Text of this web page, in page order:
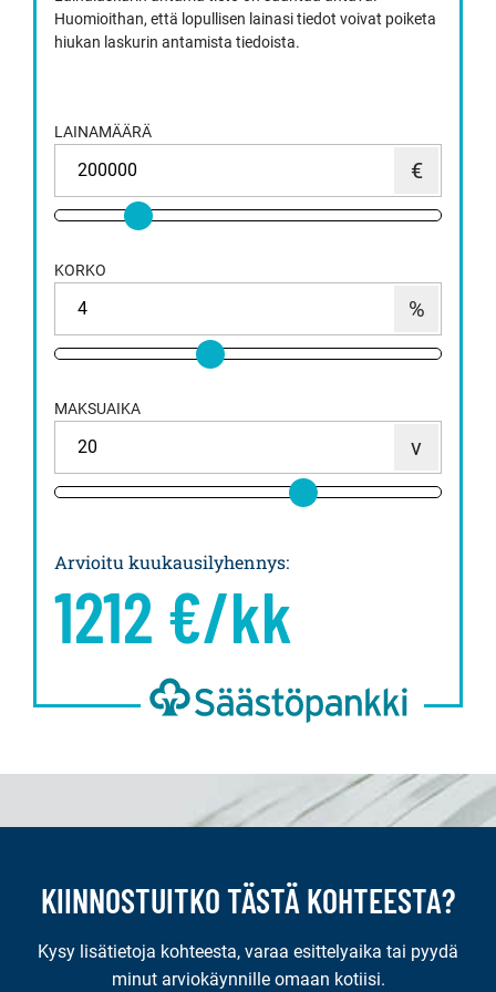
Huomioithan, että lopullisen lainasi tiedot voivat poiketa
hiukan laskurin antamista tiedoista.
LAINAMÄÄRÄ
KORKO
MAKSUAIKA
Arvioitu kuukausilyhennys:
1212 €/kk
KIINNOSTUITKO TÄSTÄ KOHTEESTA?
Kysy lisätietoja kohteesta, varaa esittelyaika tai pyydä
minut arviokäynnille omaan kotiisi.